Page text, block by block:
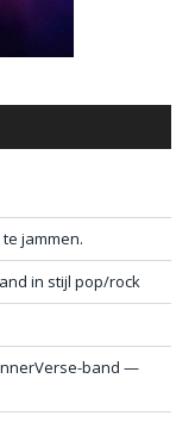
jammen.
in stijl pop/rock
band —